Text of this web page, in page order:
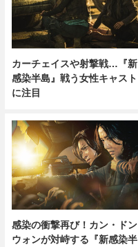
カーチェイスや射撃戦…『新
感染半島』戦う女性キャスト
に注目
感染の衝撃再び！カン・ドン
ウォンが対峙する『新感染半